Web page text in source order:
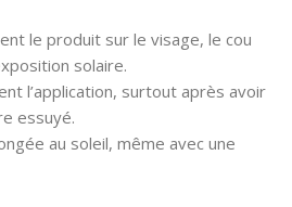
le produit sur le visage, le cou
solaire.
l’application, surtout après avoir
essuyé.
au soleil, même avec une